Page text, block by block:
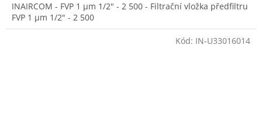
INAIRCOM - FVP 1 µm 1/2" - 2 500 - Filtrační vložka předfiltru
FVP 1 µm 1/2" - 2 500
Kód: IN-U33016014